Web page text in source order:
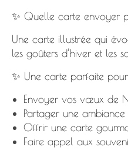
✨ Quelle carte envoyer
Une carte illustrée qui
les goûters d’hiver et les
✨ Une carte parfaite
Envoyer vos vœux de
Partager une
Offrir une carte
Faire appel aux